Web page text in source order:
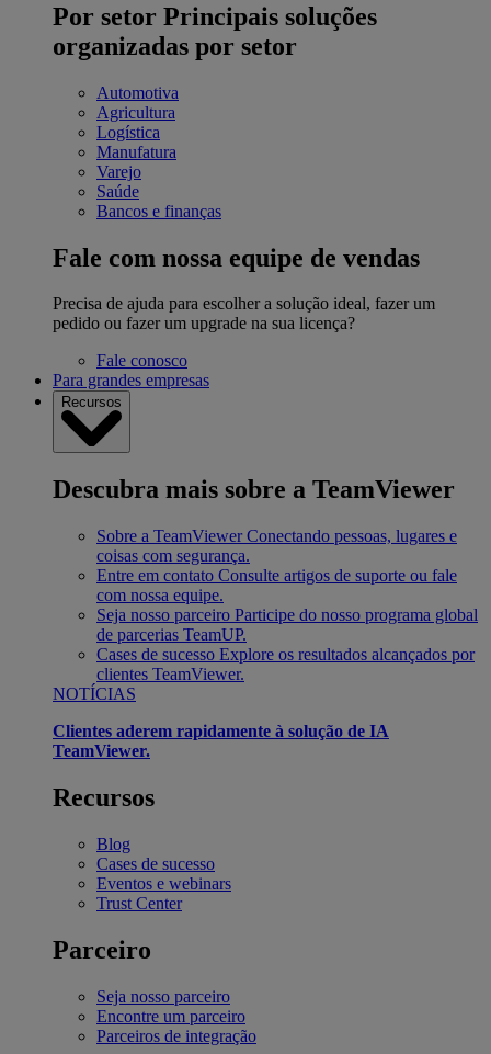
Por setor Principais soluções
organizadas por setor
Automotiva
Agricultura
Logística
Manufatura
Varejo
Saúde
Bancos e finanças
Fale com nossa equipe de vendas
Precisa de ajuda para escolher a solução ideal, fazer um
pedido ou fazer um upgrade na sua licença?
Fale conosco
Para grandes empresas
Recursos
Descubra mais sobre a TeamViewer
Sobre a TeamViewer Conectando pessoas, lugares e
coisas com segurança.
Entre em contato Consulte artigos de suporte ou fale
com nossa equipe.
Seja nosso parceiro Participe do nosso programa global
de parcerias TeamUP.
Cases de sucesso Explore os resultados alcançados por
clientes TeamViewer.
NOTÍCIAS
Clientes aderem rapidamente à solução de IA
TeamViewer.
Recursos
Blog
Cases de sucesso
Eventos e webinars
Trust Center
Parceiro
Seja nosso parceiro
Encontre um parceiro
Parceiros de integração